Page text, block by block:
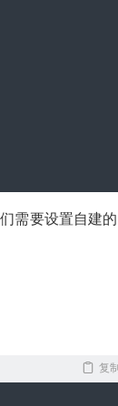
需要设置自建
复